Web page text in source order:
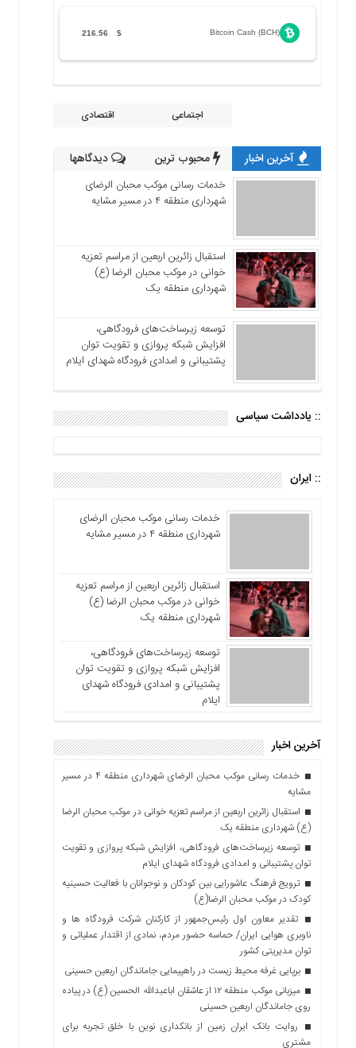
Bitcoin Cash (BCH)
$
216.56
اجتماعی اقتصادی
آخرین اخبار محبوب ترین دیدگاهها
خدمات رسانی موکب محبان الرضای
شهرداری منطقه ۴ در مسیر مشایه
استقبال زائرین اربعین از مراسم تعزیه
خوانی در موکب محبان الرضا (ع)
شهرداری منطقه یک
توسعه زیرساخت‌های فرودگاهی،
افزایش شبکه پروازی و تقویت توان
پشتیبانی و امدادی فرودگاه شهدای ایلام
:: یادداشت سیاسی
:: ایران
خدمات رسانی موکب محبان الرضای
شهرداری منطقه ۴ در مسیر مشایه
استقبال زائرین اربعین از مراسم تعزیه
خوانی در موکب محبان الرضا (ع)
شهرداری منطقه یک
توسعه زیرساخت‌های فرودگاهی،
افزایش شبکه پروازی و تقویت توان
پشتیبانی و امدادی فرودگاه شهدای
ایلام
آخرین اخبار
خدمات رسانی موکب محبان الرضای شهرداری منطقه ۴ در مسیر
مشایه
استقبال زائرین اربعین از مراسم تعزیه خوانی در موکب محبان الرضا
(ع) شهرداری منطقه یک
توسعه زیرساخت‌های فرودگاهی، افزایش شبکه پروازی و تقویت
توان پشتیبانی و امدادی فرودگاه شهدای ایلام
ترویج فرهنگ عاشورایی بین کودکان و نوجوانان با فعالیت حسینیه
کودک در موکب محبان الرضا(ع)
تقدیر معاون اول رئیس‌جمهور از کارکنان شرکت فرودگاه ها و
ناوبری هوایی ایران/ حماسه حضور مردم، نمادی از اقتدار عملیاتی و
توان مدیریتی کشور
برپایی غرفه محیط زیست در راهپیمایی جاماندگان اربعین حسینی
میزبانی موکب منطقه ۱۲ از عاشقان اباعبدالله الحسین (ع) در پیاده
روی جاماندگان اربعین حسینی
روایت بانک ایران زمین از بانکداری نوین با خلق تجربه برای
مشتری